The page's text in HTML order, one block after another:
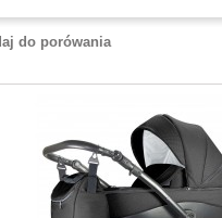
do porówania